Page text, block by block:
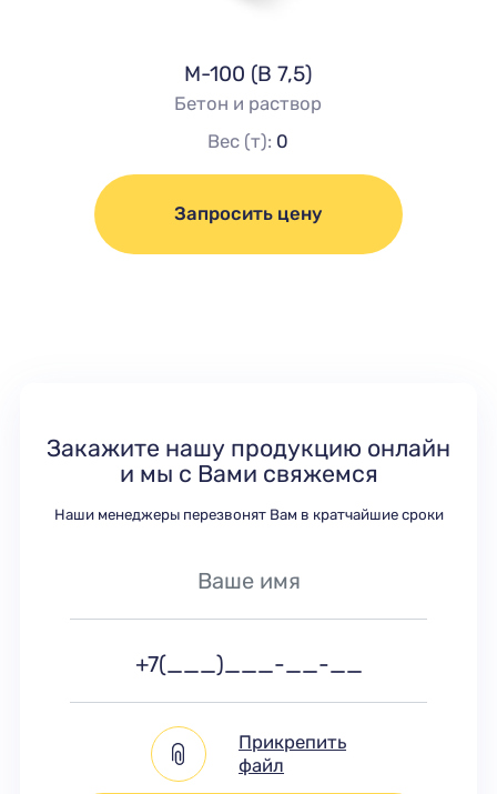
М-100 (В 7,5)
Бетон и раствор
Вес (т): 0
Запросить цену
Закажите нашу продукцию онлайн
и мы с Вами свяжемся
Наши менеджеры перезвонят Вам в кратчайшие сроки
Прикрепить
файл